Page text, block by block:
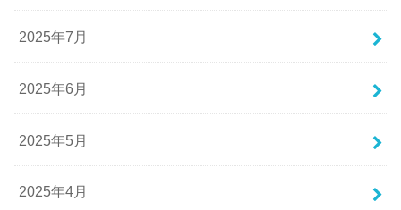
2025年7月
2025年6月
2025年5月
2025年4月